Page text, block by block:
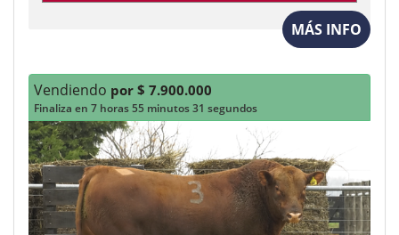
MÁS INFO
Vendiendo por $ 7.900.000
Finaliza en 7 horas 55 minutos 29 segundos